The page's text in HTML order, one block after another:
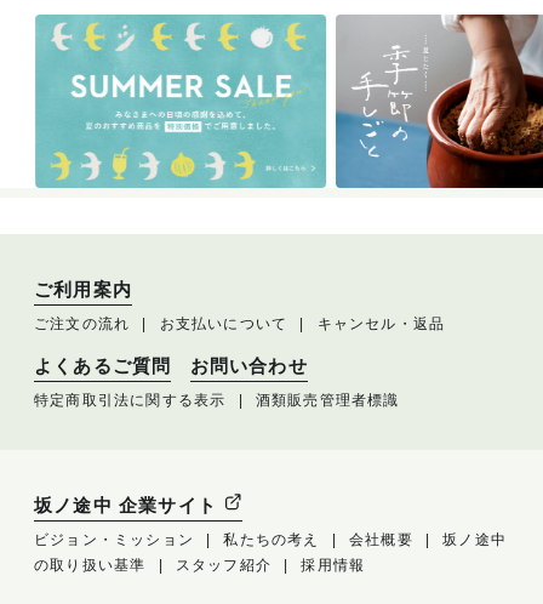
ご利用案内
ご注文の流れ お支払いについて キャンセル・返品
よくあるご質問 お問い合わせ
特定商取引法に関する表示 酒類販売管理者標識
坂ノ途中 企業サイト
ビジョン・ミッション 私たちの考え 会社概要
坂ノ途中
の取り扱い基準
スタッフ紹介 採用情報